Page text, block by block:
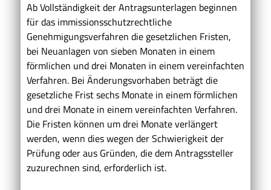
Ab Vollständigkeit der Antragsunterlagen beginnen
für das immissionsschutzrechtliche
Genehmigungsverfahren die gesetzlichen Fristen,
bei Neuanlagen von sieben Monaten in einem
förmlichen und drei Monaten in einem vereinfachten
Verfahren. Bei Änderungsvorhaben beträgt die
gesetzliche Frist sechs Monate in einem förmlichen
und drei Monate in einem vereinfachten Verfahren.
Die Fristen können um drei Monate verlängert
werden, wenn dies wegen der Schwierigkeit der
Prüfung oder aus Gründen, die dem Antragssteller
zuzurechnen sind, erforderlich ist.